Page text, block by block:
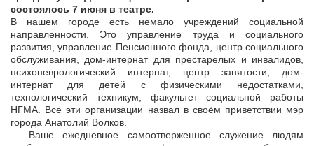
состоялось 7 июня в театре.
В нашем городе есть немало учреждений социальной
направленности. Это управление труда и социального
развития, управление Пенсионного фонда, центр социального
обслуживания, дом-интернат для престарелых и инвалидов,
психоневрологический интернат, центр занятости, дом-
интернат для детей с физическими недостатками,
технологический техникум, факультет социальной работы
НГМА. Все эти организации назвал в своём приветствии мэр
города Анатолий Волков.
— Ваше ежедневное самоотверженное служение людям